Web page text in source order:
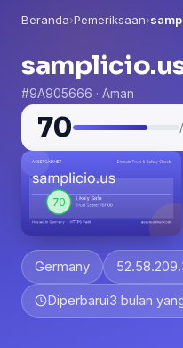
Beranda›Pemeriksaan›
#9A905666 · Aman
70
Germany
Diperbarui3 bulan